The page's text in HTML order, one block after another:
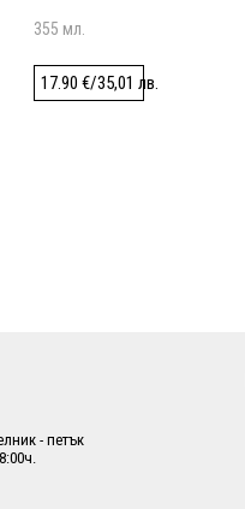
355 мл.
17.90 €/35,01 лв.
- петък